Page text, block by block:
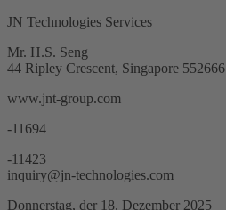
JN Technologies Services
Mr. H.S. Seng
44 Ripley Crescent, Singapore 552666
www.jnt-group.com
-11694
-11423
inquiry@jn-technologies.com
Donnerstag, der 18. Dezember 2025